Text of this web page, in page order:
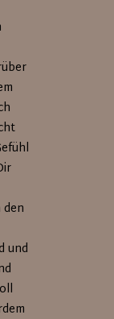
und